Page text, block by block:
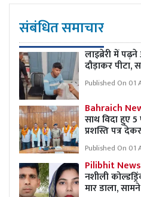
संबंधित समाचार
लाइब्रेरी में
दौड़ाकर पीटा,
Published On 01
Bahraich
साथ विदा हुए
प्रशस्ति पत्र
Published On 01
Pilibhit
नशीली
मार डाला,